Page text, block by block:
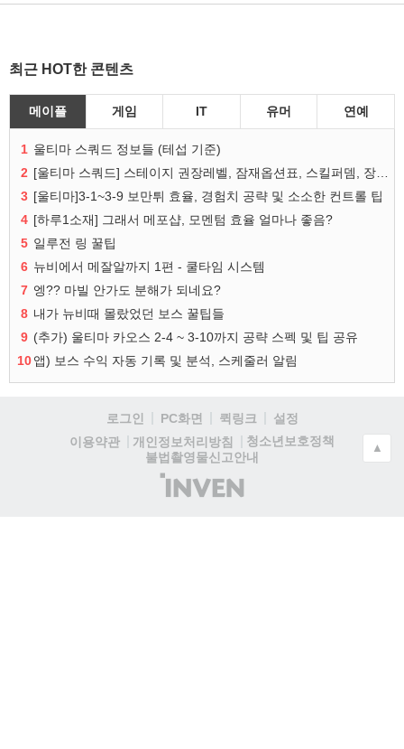
최근 HOT한 콘텐츠
메이플 게임 IT 유머 연예
1 울티마 스쿼드 정보들 (테섭 기준)
2
3 [울티마]3-1~3-9 보만튀 효율, 경험치 공략 및 소소한 컨트롤 팁
4 [하루1소재] 그래서 메포샵, 모멘텀 효율 얼마나 좋음?
5 일루전 링 꿀팁
6 뉴비에서 메잘알까지 1편 - 쿨타임 시스템
7 엥?? 마빌 안가도 분해가 되네요?
8 내가 뉴비때 몰랐었던 보스 꿀팁들
9 (추가) 울티마 카오스 2-4 ~ 3-10까지 공략 스펙 및 팁 공유
10앱) 보스 수익 자동 기록 및 분석, 스케줄러 알림
로그인 PC화면 퀵링크
설정
이용약관
개인정보처리방침
청소년보호정책
불법촬영물신고안내
(주)
인
▲